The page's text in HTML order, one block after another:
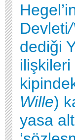
Devleti/
dediği
ilişkileri
Wille)
yasa